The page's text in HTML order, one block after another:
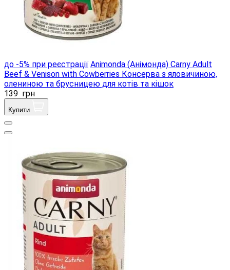
до -5% при реєстрації Animonda (Анімонда) Carny Adult
Beef & Venison with Cowberries Консерва з яловичиною,
олениною та брусницею для котів та кішок
139 грн
Купити